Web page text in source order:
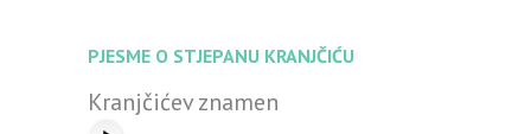
PJESME O STJEPANU KRANJČIĆU
Kranjčićev znamen